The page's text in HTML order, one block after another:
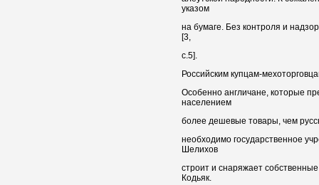
указом
на бумаге. Без контроля и
[3,
c.5].
Российским купцам-
Особенно англичане, которые
населением
более дешевые товары, чем
необходимо государственное
Шелихов
строит и снаряжает
Кодьяк.